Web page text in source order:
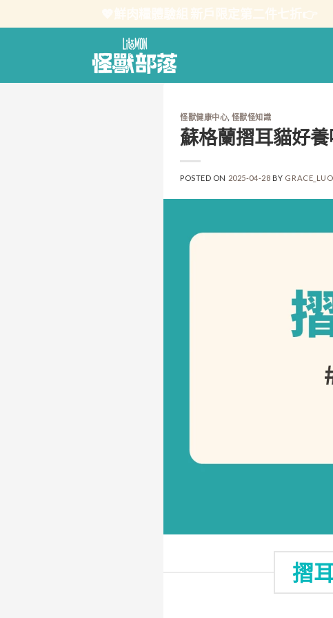
to
怪獸健康中心, 怪獸怪知識
蘇格蘭摺耳貓好
POSTED ON 2025-04-28 BY GRACE_LUO
摺